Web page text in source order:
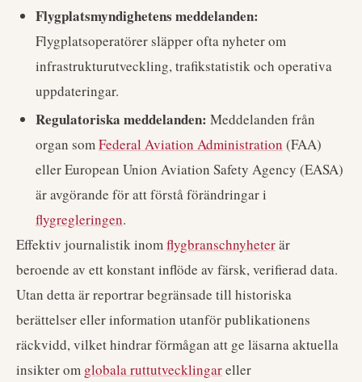
Flygplatsmyndighetens meddelanden:
Flygplatsoperatörer släpper ofta nyheter om
infrastrukturutveckling, trafikstatistik och operativa
uppdateringar.
Regulatoriska meddelanden: Meddelanden från
organ somFederal Aviation Administration (FAA)
eller European Union Aviation Safety Agency (EASA)
är avgörande för att förstå förändringar i
flygregleringen.
Effektiv journalistik inomflygbranschnyheterär
beroende av ett konstant inflöde av färsk, verifierad data.
Utan detta är reportrar begränsade till historiska
berättelser eller information utanför publikationens
räckvidd, vilket hindrar förmågan att ge läsarna aktuella
insikter om globala ruttutvecklingareller